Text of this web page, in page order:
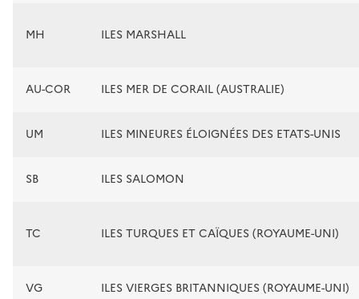
MH ILES MARSHALL
AU-COR ILES MER DE CORAIL (AUSTRALIE)
UM ILES MINEURES ÉLOIGNÉES DES ETATS-UNIS
SB ILES SALOMON
TC ILES TURQUES ET CAÏQUES (ROYAUME-UNI)
VG ILES VIERGES BRITANNIQUES (ROYAUME-UNI)